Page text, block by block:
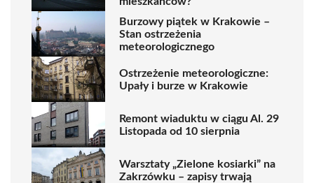
Burzowy piątek w Krakowie –
Stan ostrzeżenia
meteorologicznego
Ostrzeżenie meteorologiczne:
Upały i burze w Krakowie
Remont wiaduktu w ciągu Al. 29
Listopada od 10 sierpnia
Warsztaty „Zielone kosiarki” na
Zakrzówku – zapisy trwają